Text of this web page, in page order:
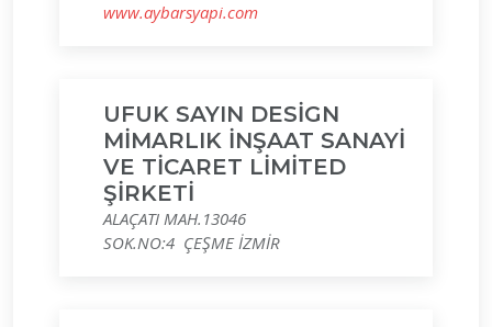
www.aybarsyapi.com
UFUK SAYIN DESİGN
MİMARLIK İNŞAAT SANAYİ
VE TİCARET LİMİTED
ŞİRKETİ
ALAÇATI MAH.13046
SOK.NO:4 ÇEŞME İZMİR